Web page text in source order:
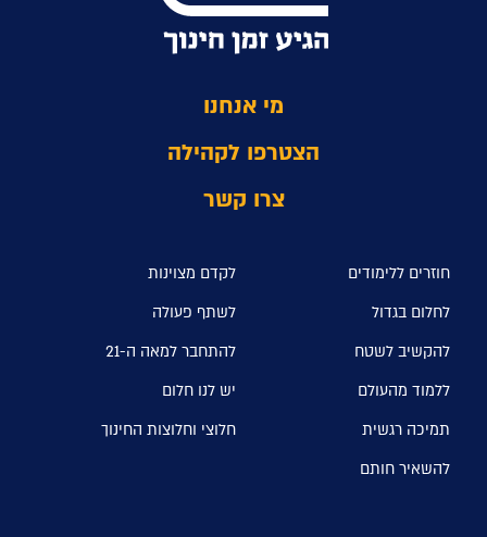
מי אנחנו
הצטרפו לקהילה
צרו קשר
חוזרים ללימודים
לקדם מצוינות
לחלום בגדול
לשתף פעולה
להקשיב לשטח
להתחבר למאה ה-21
ללמוד מהעולם
יש לנו חלום
תמיכה רגשית
חלוצי וחלוצות החינוך
להשאיר חותם